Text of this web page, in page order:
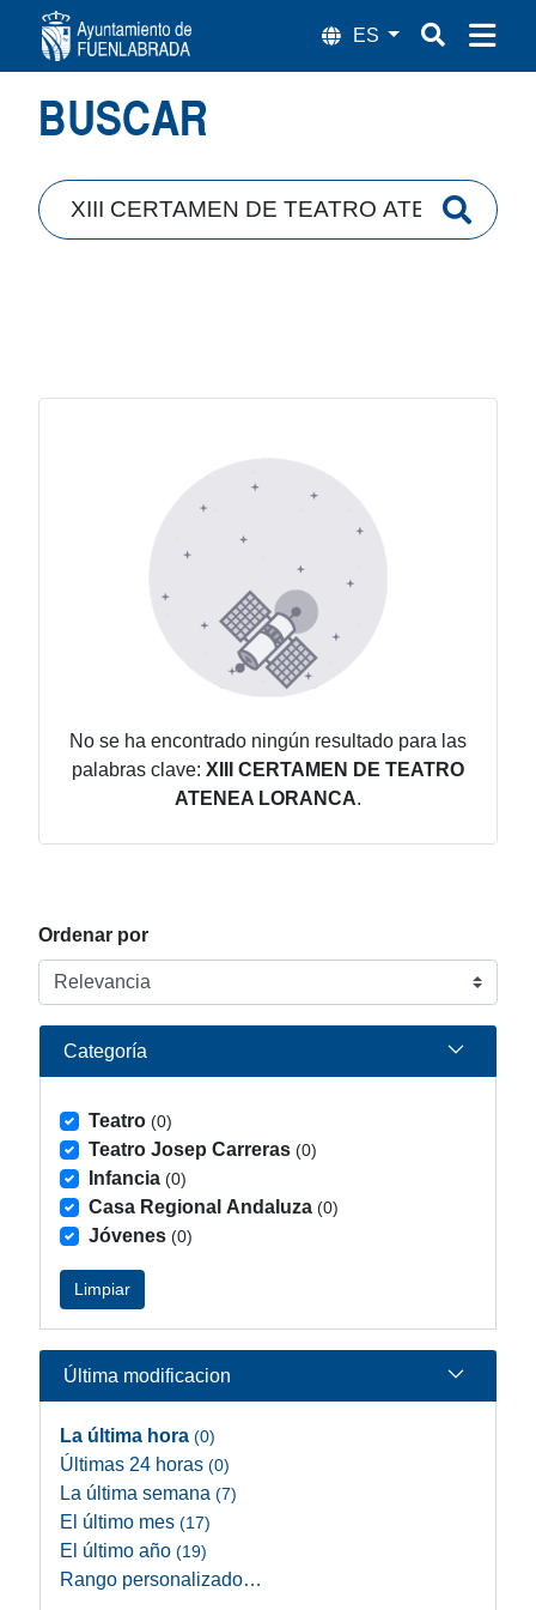
Búsqueda
BUSCAR
Ordenar por
Categoría
Teatro (0)
Teatro Josep Carreras (0)
Infancia (0)
Casa Regional Andaluza (0)
Jóvenes (0)
Limpiar
Última modificacion
La última hora (0)
Últimas 24 horas (0)
La última semana (7)
El último mes (17)
El último año (19)
Rango personalizado…
No se ha encontrado ningún resultado para las
palabras clave: XIII CERTAMEN DE TEATRO
ATENEA LORANCA.